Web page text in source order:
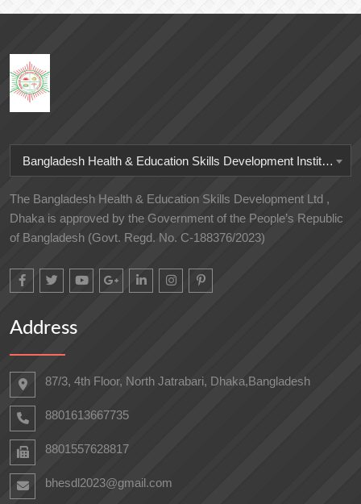
Bangladesh Health & Education Skills Development Institute
The Bangladesh Health & Education Skills Development Ltd ,
Dhaka is approved by the Government of the People’s Republic
of Bangladesh (Govt. Regd. No. C-188376/2023)
Address
87/3, 4th Floor, North Jatrabari, Dhaka,Bangladesh
8801613667735
8801557628817
bhesdl2023@gmail.com